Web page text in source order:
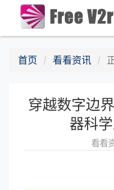
首页 看看资讯
穿越数字边
器科
看看